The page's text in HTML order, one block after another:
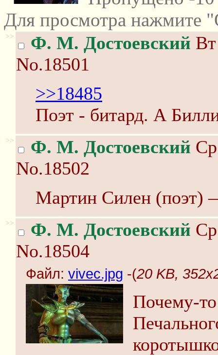
Для просмотра нажмите
>> Ф. М. Достоевский
No.18501
>>18485
Поэт - битард. А
>> Ф. М. Достоевский
No.18502
Мартин Силен (поэт)
>> Ф. М. Достоевский
No.18504
Файл: vivec.jpg -(20 KB,
Почему-то